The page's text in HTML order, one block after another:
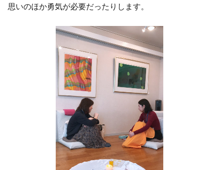
思いのほか勇気が必要だったりします。